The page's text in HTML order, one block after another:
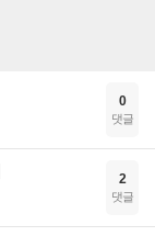
0
댓글
2
댓글